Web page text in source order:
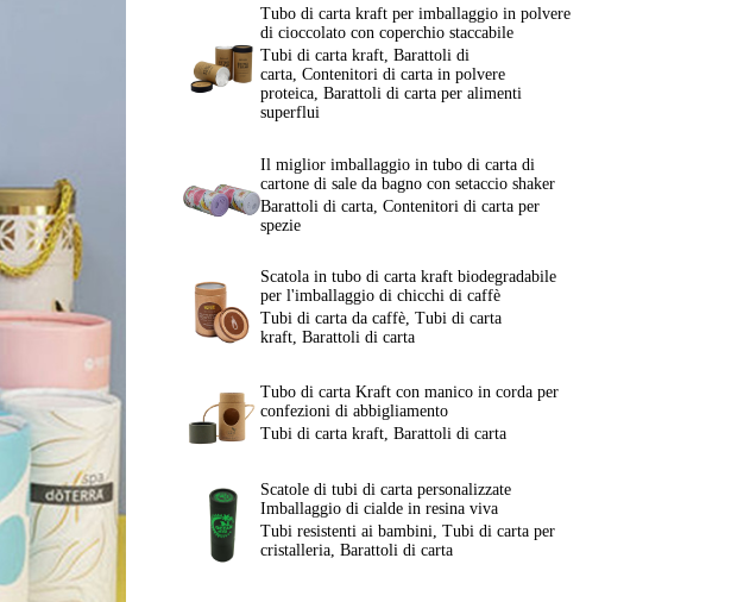
Tubo di carta kraft per imballaggio in polvere
di cioccolato con coperchio staccabile
Tubi di carta kraft,Barattoli di
carta,Contenitori di carta in polvere
proteica,Barattoli di carta per alimenti
superflui
Il miglior imballaggio in tubo di carta di
cartone di sale da bagno con setaccio shaker
Barattoli di carta ,Contenitori di carta per
spezie
Scatola in tubo di carta kraft biodegradabile
per l'imballaggio di chicchi di caffè
Tubi di carta da caffè ,Tubi di carta
kraft ,Barattoli di carta
Tubo di carta Kraft con manico in corda per
confezioni di abbigliamento
Tubi di carta kraft,Barattoli di carta
Scatole di tubi di carta personalizzate
Imballaggio di cialde in resina viva
Tubi resistenti ai bambini ,Tubi di carta per
cristalleria ,Barattoli di carta